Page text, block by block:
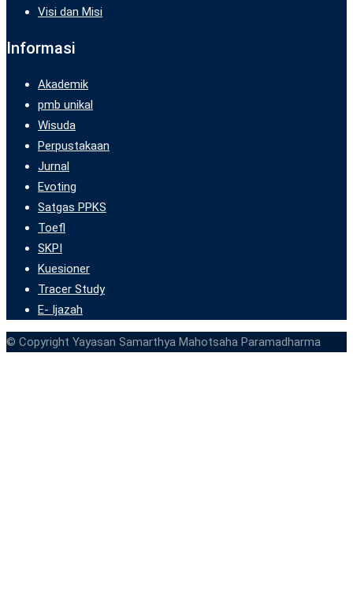
Visi dan Misi
Informasi
Akademik
pmb unikal
Wisuda
Perpustakaan
Jurnal
Evoting
Satgas PPKS
Toefl
SKPI
Kuesioner
Tracer Study
E- Ijazah
© Copyright Yayasan Samarthya Mahotsaha Paramadharma